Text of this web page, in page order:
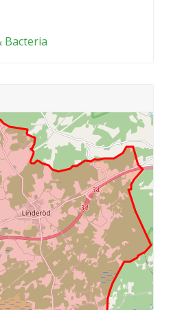
Bacteria